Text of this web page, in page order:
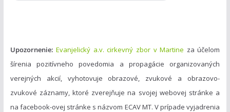
Upozornenie: Evanjelický a.v. cirkevný zbor v Martine za účelom
šírenia pozitívneho povedomia a propagácie organizovaných
verejných akcií, vyhotovuje obrazové, zvukové a obrazovo-
zvukové záznamy, ktoré zverejňuje na svojej webovej stránke a
na facebook-ovej stránke s názvom ECAV MT. V prípade vyjadrenia